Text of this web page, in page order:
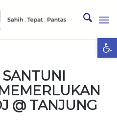
@ TANJUNG